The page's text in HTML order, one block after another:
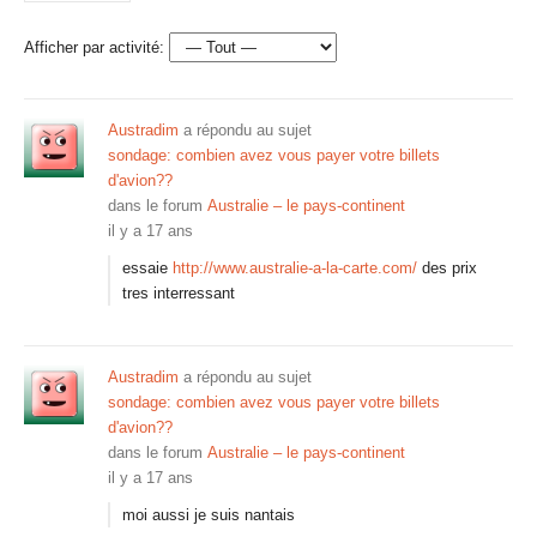
Afficher par activité:
Austradim a répondu au sujet
sondage: combien avez vous payer votre billets
d'avion??
dans le forum Australie – le pays-continent
il y a 17 ans
essaie http://www.australie-a-la-carte.com/ des prix
tres interressant
Austradim a répondu au sujet
sondage: combien avez vous payer votre billets
d'avion??
dans le forum Australie – le pays-continent
il y a 17 ans
moi aussi je suis nantais